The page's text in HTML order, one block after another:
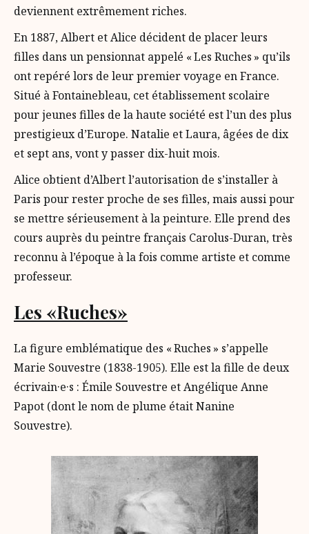
deviennent extrêmement riches.
En 1887, Albert et Alice décident de placer leurs
filles dans un pensionnat appelé « Les Ruches » qu’ils
ont repéré lors de leur premier voyage en France.
Situé à Fontainebleau, cet établissement scolaire
pour jeunes filles de la haute société est l’un des plus
prestigieux d’Europe. Natalie et Laura, âgées de dix
et sept ans, vont y passer dix-huit mois.
Alice obtient d’Albert l’autorisation de s’installer à
Paris pour rester proche de ses filles, mais aussi pour
se mettre sérieusement à la peinture. Elle prend des
cours auprès du peintre français Carolus-Duran, très
reconnu à l’époque à la fois comme artiste et comme
professeur.
Les «Ruches»
La figure emblématique des « Ruches » s’appelle
Marie Souvestre (1838-1905). Elle est la fille de deux
écrivain·e·s : Émile Souvestre et Angélique Anne
Papot (dont le nom de plume était Nanine
Souvestre).